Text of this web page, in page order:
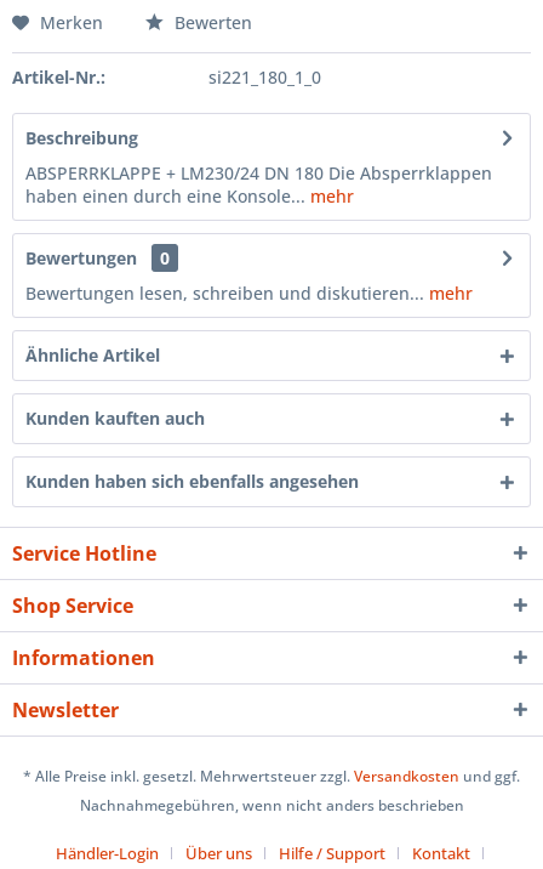
Merken Bewerten
Artikel-Nr.: si221_180_1_0
Beschreibung
ABSPERRKLAPPE + LM230/24 DN 180 Die Absperrklappen
haben einen durch eine Konsole... mehr
Bewertungen
0
Bewertungen lesen, schreiben und diskutieren... mehr
Ähnliche Artikel
Kunden kauften auch
Kunden haben sich ebenfalls angesehen
Service Hotline
Shop Service
Informationen
Newsletter
* Alle Preise inkl. gesetzl. Mehrwertsteuer zzgl.Versandkosten und ggf.
Nachnahmegebühren, wenn nicht anders beschrieben
Händler-Login Über uns Hilfe / Support Kontakt